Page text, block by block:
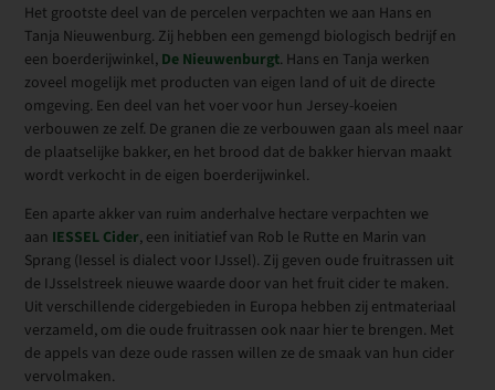
Het grootste deel van de percelen verpachten we aan Hans en
Tanja Nieuwenburg. Zij hebben een gemengd biologisch bedrijf en
een boerderijwinkel, De Nieuwenburgt. Hans en Tanja werken
zoveel mogelijk met producten van eigen land of uit de directe
omgeving. Een deel van het voer voor hun Jersey-koeien
verbouwen ze zelf. De granen die ze verbouwen gaan als meel naar
de plaatselijke bakker, en het brood dat de bakker hiervan maakt
wordt verkocht in de eigen boerderijwinkel.
Een aparte akker van ruim anderhalve hectare verpachten we
aan IESSEL Cider, een initiatief van Rob le Rutte en Marin van
Sprang (Iessel is dialect voor IJssel). Zij geven oude fruitrassen uit
de IJsselstreek nieuwe waarde door van het fruit cider te maken.
Uit verschillende cidergebieden in Europa hebben zij entmateriaal
verzameld, om die oude fruitrassen ook naar hier te brengen. Met
de appels van deze oude rassen willen ze de smaak van hun cider
vervolmaken.